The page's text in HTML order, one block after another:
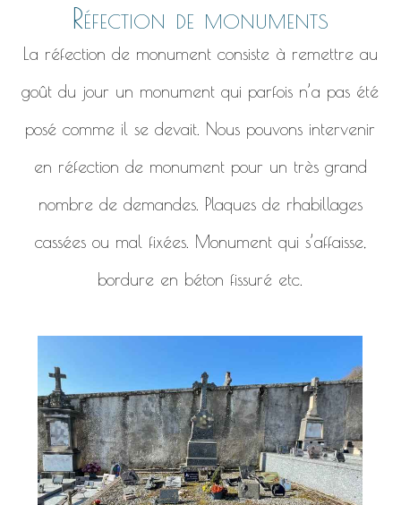
Réfection de monuments
La réfection de monument consiste à remettre au
goût du jour un monument qui parfois n’a pas été
posé comme il se devait. Nous pouvons intervenir
en réfection de monument pour un très grand
nombre de demandes. Plaques de rhabillages
cassées ou mal fixées. Monument qui s’affaisse,
bordure en béton fissuré etc.